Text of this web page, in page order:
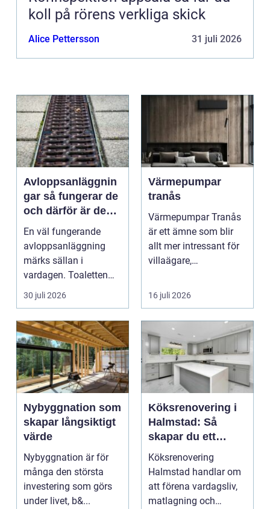
koll på rörens verkliga skick
Alice Pettersson 31 juli 2026
Avloppsanläggnin
gar så fungerar de
och därför är de
viktigare än många
tror
En väl fungerande
avloppsanläggning
märks sällan i
vardagen. Toaletten
spolas, vattnet rinner
undan ...
30 juli 2026
Värmepumpar
tranås
Värmepumpar Tranås
är ett ämne som blir
allt mer intressant för
villaägare,
o...
16 juli 2026
Nybyggnation som
skapar långsiktigt
värde
Nybyggnation är för
många den största
investering som görs
under livet, b&...
Köksrenovering i
Halmstad: Så
skapar du ett
funktionellt och
trivsamt kök
Köksrenovering
Halmstad handlar om
att förena vardagsliv,
matlagning och